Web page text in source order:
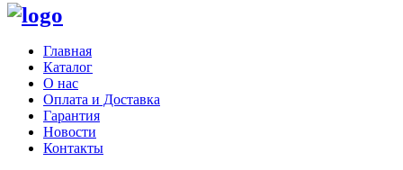
Главная
Каталог
О нас
Оплата и Доставка
Гарантия
Новости
Контакты